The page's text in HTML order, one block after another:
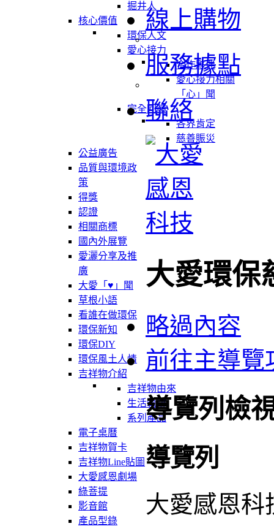
掘井人
核心價值
環保人文
愛心接力
合作夥伴
愛心接力相關
「心」聞
完全回饋
各界肯定
慈善賑災
公益廣告
品質與環境政
策
得獎
認證
相關商標
國內外展覽
愛灑分享及推
廣
大愛「♥」聞
草根小語
看誰在做環保
環保新知
環保DIY
環保風土人情
吉祥物介紹
吉祥物由來
生活軌跡
系列產品
電子桌曆
吉祥物賀卡
吉祥物Line貼圖
大愛感恩劇場
綠菩提
影音館
產品型錄
線上購物
服務據點
聯絡
大愛環保
略過內容
前往主導覽
導覽列檢
導覽列
大愛感恩科